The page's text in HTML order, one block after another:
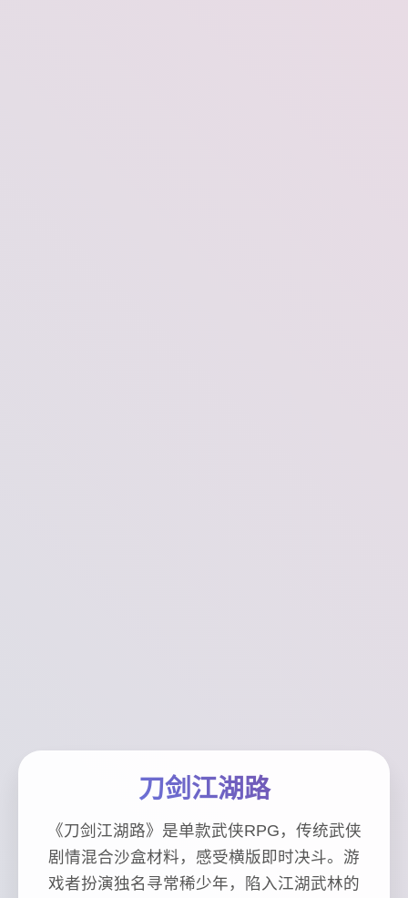
刀剑江湖路
《刀剑江湖路》是单款武侠RPG，传统武侠
剧情混合沙盒材料，感受横版即时决斗。游
戏者扮演独名寻常稀少年，陷入江湖武林的